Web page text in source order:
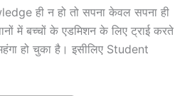
ही न हो तो सपना केवल सपना ही
में बच्चों के एडमिशन के लिए ट्राई करते
हो चुका है। इसीलिए Student